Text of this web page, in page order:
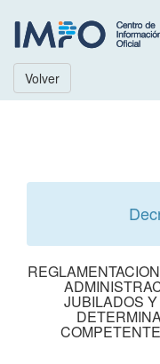
Volver
JUBILADOS